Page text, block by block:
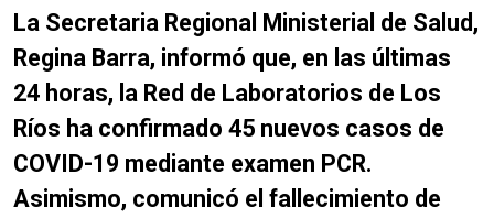
La Secretaria Regional Ministerial de Salud,
Regina Barra, informó que, en las últimas
24 horas, la Red de Laboratorios de Los
Ríos ha confirmado 45 nuevos casos de
COVID-19 mediante examen PCR.
Asimismo, comunicó el fallecimiento de